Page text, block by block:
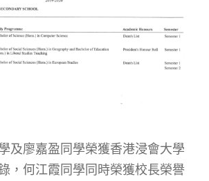
及廖嘉盈同學榮獲香港浸會大學
，何江霞同學同時榮獲校長榮譽